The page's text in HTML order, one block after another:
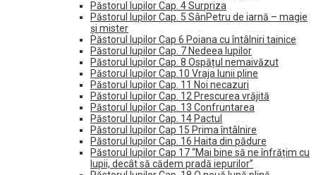
Păstorul lupilor Cap. 4 Surpriza
Păstorul lupilor Cap. 5 SânPetru de iarnă – magie
și mister
Păstorul lupilor Cap 6 Poiana cu întâlniri tainice
Păstorul lupilor Cap. 7 Nedeea lupilor
Păstorul lupilor Cap. 8 Ospățul nemaivăzut
Păstorul lupilor Cap.10 Vraja lunii pline
Păstorul lupilor Cap. 11 Noi necazuri
Păstorul lupilor Cap. 12 Prescurea vrăjită
Păstorul lupilor Cap. 13 Confruntarea
Păstorul lupilor Cap. 14 Pactul
Păstorul lupilor Cap 15 Prima întâlnire
Păstorul lupilor Cap. 16 Haita din pădure
Păstorul lupilor Cap 17 “Mai bine să ne înfrățim cu
lupii, decât să cădem pradă iepurilor”